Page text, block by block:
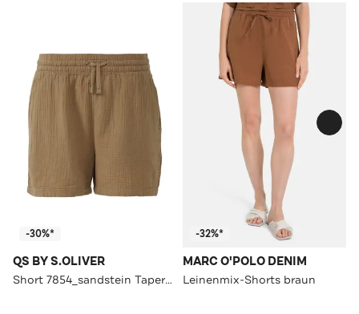
-30%*
QS BY S.OLIVER
Short 7854_sandstein Tapered
-32%*
MARC O'POLO DENIM
Leinenmix-Shorts braun